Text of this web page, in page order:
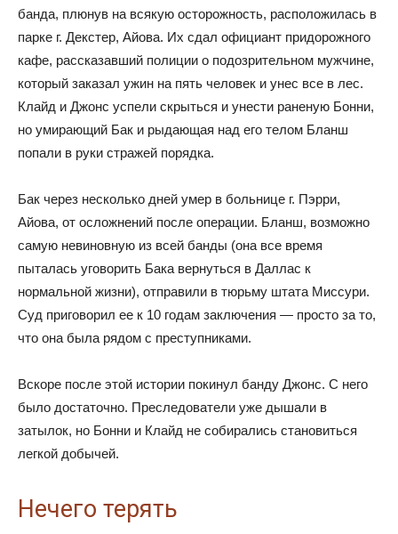
банда, плюнув на всякую осторожность, расположилась в
парке г. Декстер, Айова. Их сдал официант придорожного
кафе, рассказавший полиции о подозрительном мужчине,
который заказал ужин на пять человек и унес все в лес.
Клайд и Джонс успели скрыться и унести раненую Бонни,
но умирающий Бак и рыдающая над его телом Бланш
попали в руки стражей порядка.
Бак через несколько дней умер в больнице г. Пэрри,
Айова, от осложнений после операции. Бланш, возможно
самую невиновную из всей банды (она все время
пыталась уговорить Бака вернуться в Даллас к
нормальной жизни), отправили в тюрьму штата Миссури.
Суд приговорил ее к 10 годам заключения — просто за то,
что она была рядом с преступниками.
Вскоре после этой истории покинул банду Джонс. С него
было достаточно. Преследователи уже дышали в
затылок, но Бонни и Клайд не собирались становиться
легкой добычей.
Нечего терять